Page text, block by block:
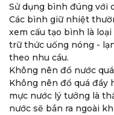
Sử dụng bình đúng với
Các bình giữ nhiệt
xem cấu tạo bình là
trữ thức uống nóng -
theo nhu cầu.
Không nên đổ nước
Không nên đổ quá đầy
mực nước lý tưởng là
nước sẽ bắn ra ngoài